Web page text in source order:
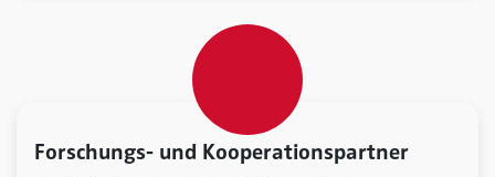
Forschungs- und Kooperationspartner